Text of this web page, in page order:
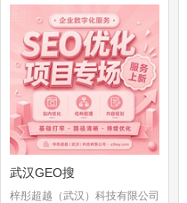
武汉GEO搜
梓彤超越（武汉）科技有限公司